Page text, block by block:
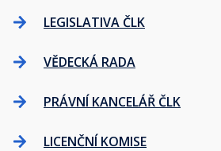
LEGISLATIVA ČLK
VĚDECKÁ RADA
PRÁVNÍ KANCELÁŘ ČLK
LICENČNÍ KOMISE